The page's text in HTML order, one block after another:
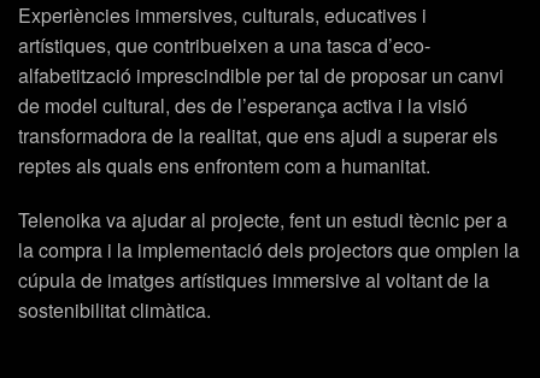
Experiències immersives, culturals, educatives i
artístiques, que contribueixen a una tascad’eco-
alfabetització imprescindible per tal de proposar un canvi
de model cultural, des de l’esperança activa i la visió
transformadora de la realitat, que ens ajudi a superar els
reptes als quals ens enfrontem com a humanitat.
Telenoika va ajudar al projecte, fent un estudi tècnic per a
la compra i la implementació dels projectors que omplen la
cúpula de imatges artístiques immersive al voltant de la
sostenibilitat climàtica.